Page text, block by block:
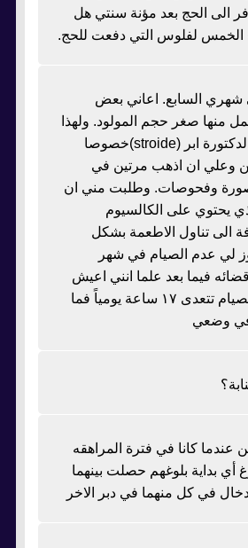
الى الحج بعد مؤنة سنتي هل
لفلوس التي دفعت للحج.
شهري السابع. اعاني بعض
منها صغر حجم المولود. ولهذا
السبب اعطتني الدكتورة ابر (stroide)خصوصا
وعلي ان اذهب مرتين في
صورة وفحوصات. وطلبت مني ان
يحتوي على الكالسيوم
الى تناول الاطعمة بشكل
لي عدم الصيام في شهر
فيما بعد علما انني اعيش
في كندا وفترة الصيام تتعدى ١٧ ساعة يومياً فما
وضعي
عندما كانا في فترة المراهقه
أي بداية بلوغهم حصلت بينهما
في كل منهما في دبر الاخر